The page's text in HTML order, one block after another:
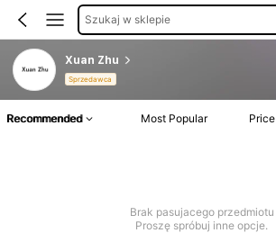
Szukaj w sklepie
Xuan Zhu
Sprzedawca
Recommended Most Popular Price
Brak pasujacego przedmiotu
Proszę spróbuj inne opcje.